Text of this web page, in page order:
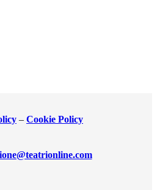
– Cookie Policy